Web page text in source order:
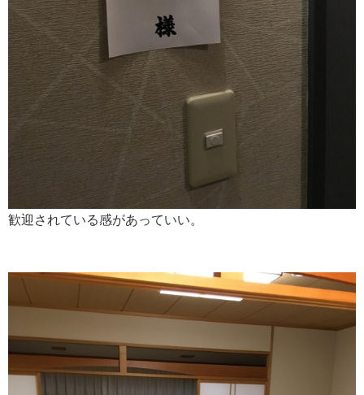
歓迎されている感があっていい。